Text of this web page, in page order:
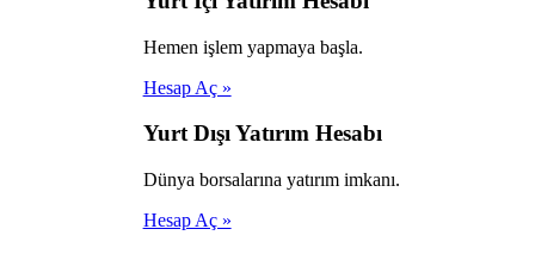
Hemen işlem yapmaya başla.
Hesap Aç »
Yurt Dışı Yatırım Hesabı
Dünya borsalarına yatırım imkanı.
Hesap Aç »